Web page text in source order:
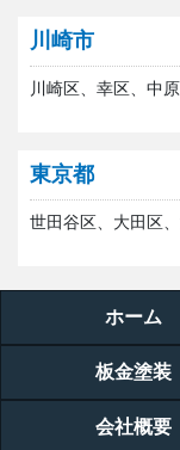
川崎市
川崎区、幸区、中
東京都
世田谷区、大田区
ホーム
板金塗装
会社概要